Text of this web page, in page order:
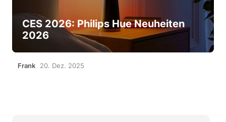
CES 2026: Philips Hue Neuheiten
2026
Frank 20. Dez. 2025